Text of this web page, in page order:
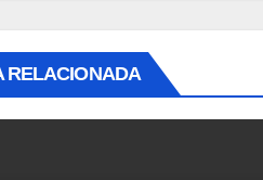
RELACIONADA